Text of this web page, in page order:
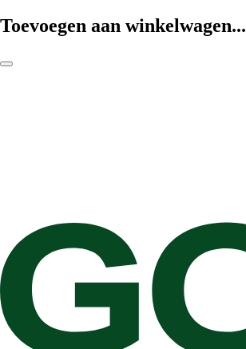
Toevoegen aan winkelwagen...